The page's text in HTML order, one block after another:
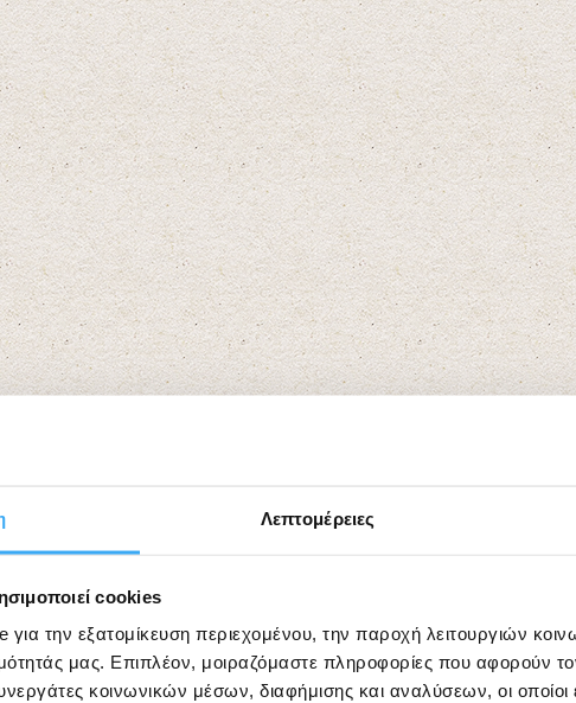
Λεπτομέρειες
cookies
για την εξατομίκευση περιεχομένου, την παροχή λειτουργιών
μας. Επιπλέον, μοιραζόμαστε πληροφορίες που αφορούν
κοινωνικών μέσων, διαφήμισης και αναλύσεων, οι οποίοι